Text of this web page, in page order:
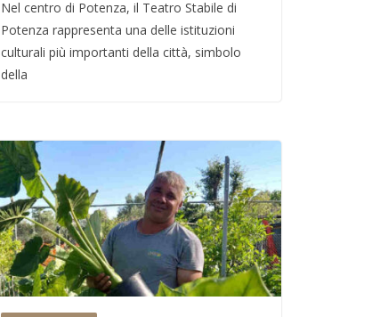
Nel centro di Potenza, il Teatro Stabile di
Potenza rappresenta una delle istituzioni
culturali più importanti della città, simbolo
della